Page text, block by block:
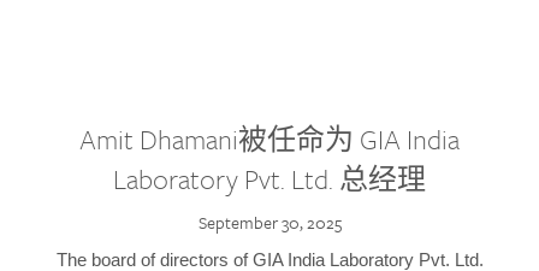
Amit Dhamani被任命为 GIA India
Laboratory Pvt. Ltd. 总经理
September 30, 2025
The board of directors of GIA India Laboratory Pvt. Ltd.